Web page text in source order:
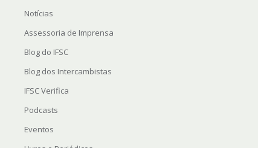
Notícias
Assessoria de Imprensa
Blog do IFSC
Blog dos Intercambistas
IFSC Verifica
Podcasts
Eventos